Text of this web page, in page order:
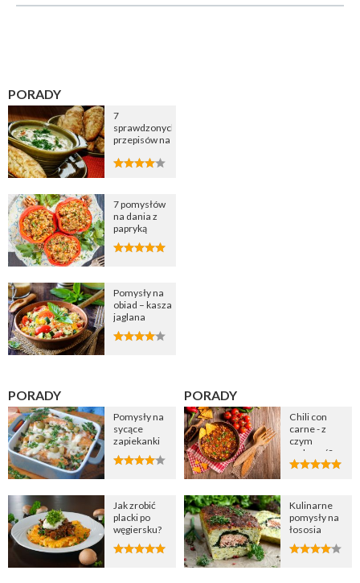
PORADY
7
sprawdzonych
przepisów na
cebulową
7 pomysłów
na dania z
papryką
Pomysły na
obiad – kasza
jaglana
PORADY
Pomysły na
sycące
zapiekanki
Jak zrobić
placki po
węgiersku?
PORADY
Chili con
carne - z
czym
podawać?
Kulinarne
pomysły na
łososia